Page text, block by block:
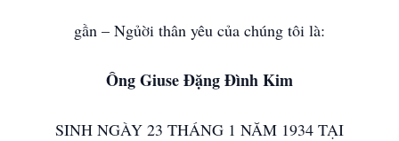
gần – Ngủời thân yêu của chúng tôi là:
Ông Giuse Đặng Đình Kim
SINH NGÀY 23 THÁNG 1 NĂM 1934 TẠI